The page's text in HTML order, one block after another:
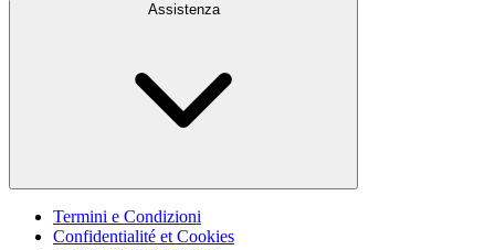
Assistenza
Termini e Condizioni
Confidentialité et Cookies